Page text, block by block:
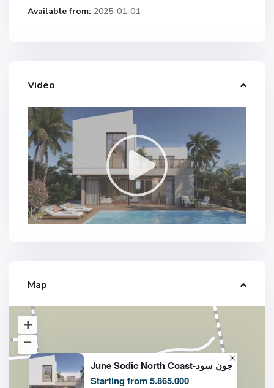
Available from: 2025-01-01
Video
Map
June Sodic North Coast-جون سود
Starting from 5.865.000